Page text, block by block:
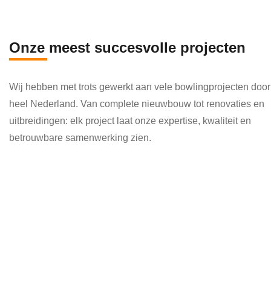
kund
Onze meest succesvolle projecten
Wij hebben met trots gewerkt aan vele bowlingprojecten door
heel Nederland. Van complete nieuwbouw tot renovaties en
uitbreidingen: elk project laat onze expertise, kwaliteit en
betrouwbare samenwerking zien.